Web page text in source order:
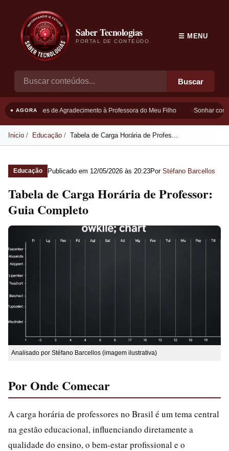
Saber Tecnologias
PORTAL DE CONTEÚDO
Buscar
☰ MENU
● AGORAFrases de Agradecimento à Professora do Meu Filho Sonhar com
Inicio Educação Tabela de Carga Horária de Profes...
Educação Publicado em 12/05/2026 às 20:23Por Stéfano Barcellos
Tabela de Carga Horária de Professor:
Guia Completo
Analisado por Stéfano Barcellos (imagem ilustrativa)
Por Onde Comecar
A carga horária de professores no Brasil é um tema central
na gestão educacional, influenciando diretamente a
qualidade do ensino, o bem-estar profissional e o